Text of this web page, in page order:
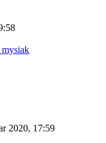
2020, 17:59